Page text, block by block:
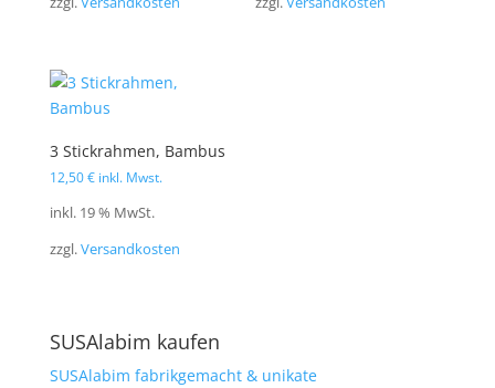
3 Stickrahmen, Bambus
12,50€ inkl. Mwst.
inkl. 19 % MwSt.
zzgl.Versandkosten
SUSAlabim kaufen
SUSAlabim fabrikgemacht & unikate